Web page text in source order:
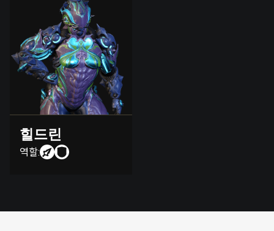
힐드린
역할: